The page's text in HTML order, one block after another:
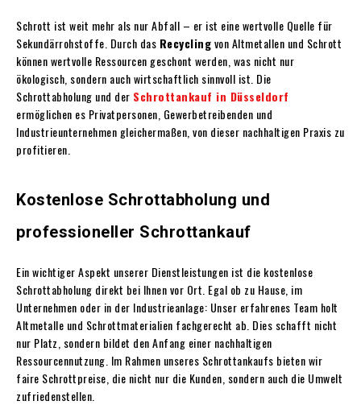
Schrott ist weit mehr als nur Abfall – er ist eine wertvolle Quelle für
Sekundärrohstoffe. Durch das Recyclingvon Altmetallen und Schrott
können wertvolle Ressourcen geschont werden, was nicht nur
ökologisch, sondern auch wirtschaftlich sinnvoll ist. Die
Schrottabholung und der Schrottankauf in Düsseldorf
ermöglichen es Privatpersonen, Gewerbetreibenden und
Industrieunternehmen gleichermaßen, von dieser nachhaltigen Praxis zu
profitieren.
Kostenlose Schrottabholung und
professioneller Schrottankauf
Ein wichtiger Aspekt unserer Dienstleistungen ist die kostenlose
Schrottabholung direkt bei Ihnen vor Ort. Egal ob zu Hause, im
Unternehmen oder in der Industrieanlage: Unser erfahrenes Team holt
Altmetalle und Schrottmaterialien fachgerecht ab. Dies schafft nicht
nur Platz, sondern bildet den Anfang einer nachhaltigen
Ressourcennutzung. Im Rahmen unseres Schrottankaufs bieten wir
faire Schrottpreise, die nicht nur die Kunden, sondern auch die Umwelt
zufriedenstellen.